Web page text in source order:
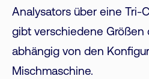
Analysators über eine Tri-
gibt verschiedene Größen
abhängig von den
Mischmaschine.